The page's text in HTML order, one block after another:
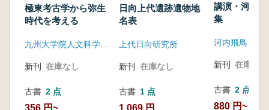
極東考古学から弥生
時代を考える
新刊 在庫なし
古書 2 点
日向上代遺跡遺物地
名表
上代日向研究所
新刊 在庫なし
古書 1 点
講演・河内
集
河内飛鳥を守
新刊 在庫なし
古書 2 点
880 円~